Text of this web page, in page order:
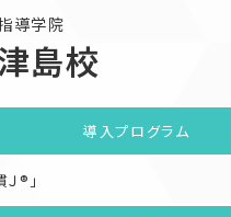
導学院
島校
導入プログラム
®」